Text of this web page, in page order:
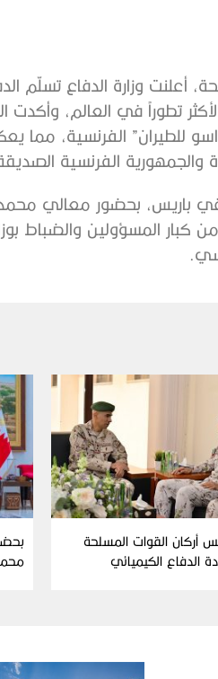
تطوراً في العالم، وأكدت
للطيران” الفرنسية، مما
والجمهورية الفرنسية
باريس، بحضور معالي
كبار المسؤولين والضباط
أركان القوات المسلحة
الدفاع الكيميائي